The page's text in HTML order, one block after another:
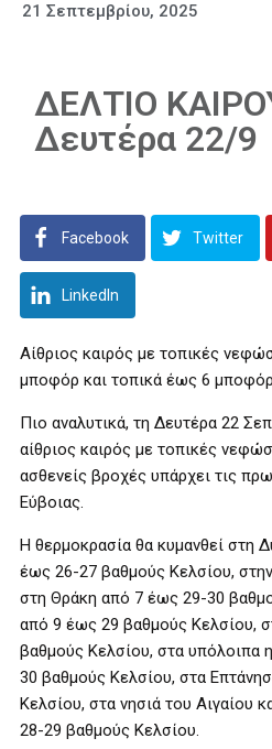
21 Σεπτεμβρίου, 2025
ΔΕΛΤΙΟ
Δευτέρα 22/9
Facebook Twitter
LinkedIn
Αίθριος καιρός με τοπικές
μποφόρ και τοπικά έως 6
Πιο αναλυτικά, τη Δευτέρα 22
αίθριος καιρός με τοπικές
ασθενείς βροχές υπάρχει τις
Εύβοιας.
Η θερμοκρασία θα κυμανθεί στη
έως 26-27 βαθμούς Κελσίου,
στη Θράκη από 7 έως 29-30
από 9 έως 29 βαθμούς Κελσίου,
βαθμούς Κελσίου, στα υπόλοιπα
30 βαθμούς Κελσίου, στα
Κελσίου, στα νησιά του Αιγαίου
28-29 βαθμούς Κελσίου.